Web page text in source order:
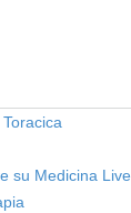
su Medicina Live